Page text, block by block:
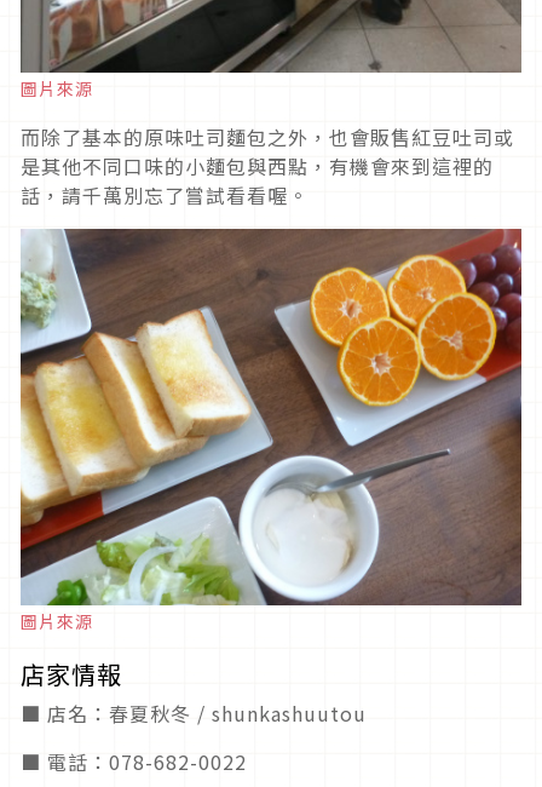
圖片來源
而除了基本的原味吐司麵包之外，也會販售紅豆吐司或
是其他不同口味的小麵包與西點，有機會來到這裡的
話，請千萬別忘了嘗試看看喔。
圖片來源
店家情報
■ 店名：春夏秋冬 / shunkashuutou
■ 電話：078-682-0022